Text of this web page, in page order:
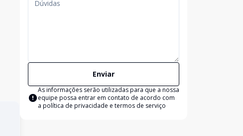
Enviar
As informações serão utilizadas para que a nossa
equipe possa entrar em contato de acordo com
a política de privacidade e termos de serviço